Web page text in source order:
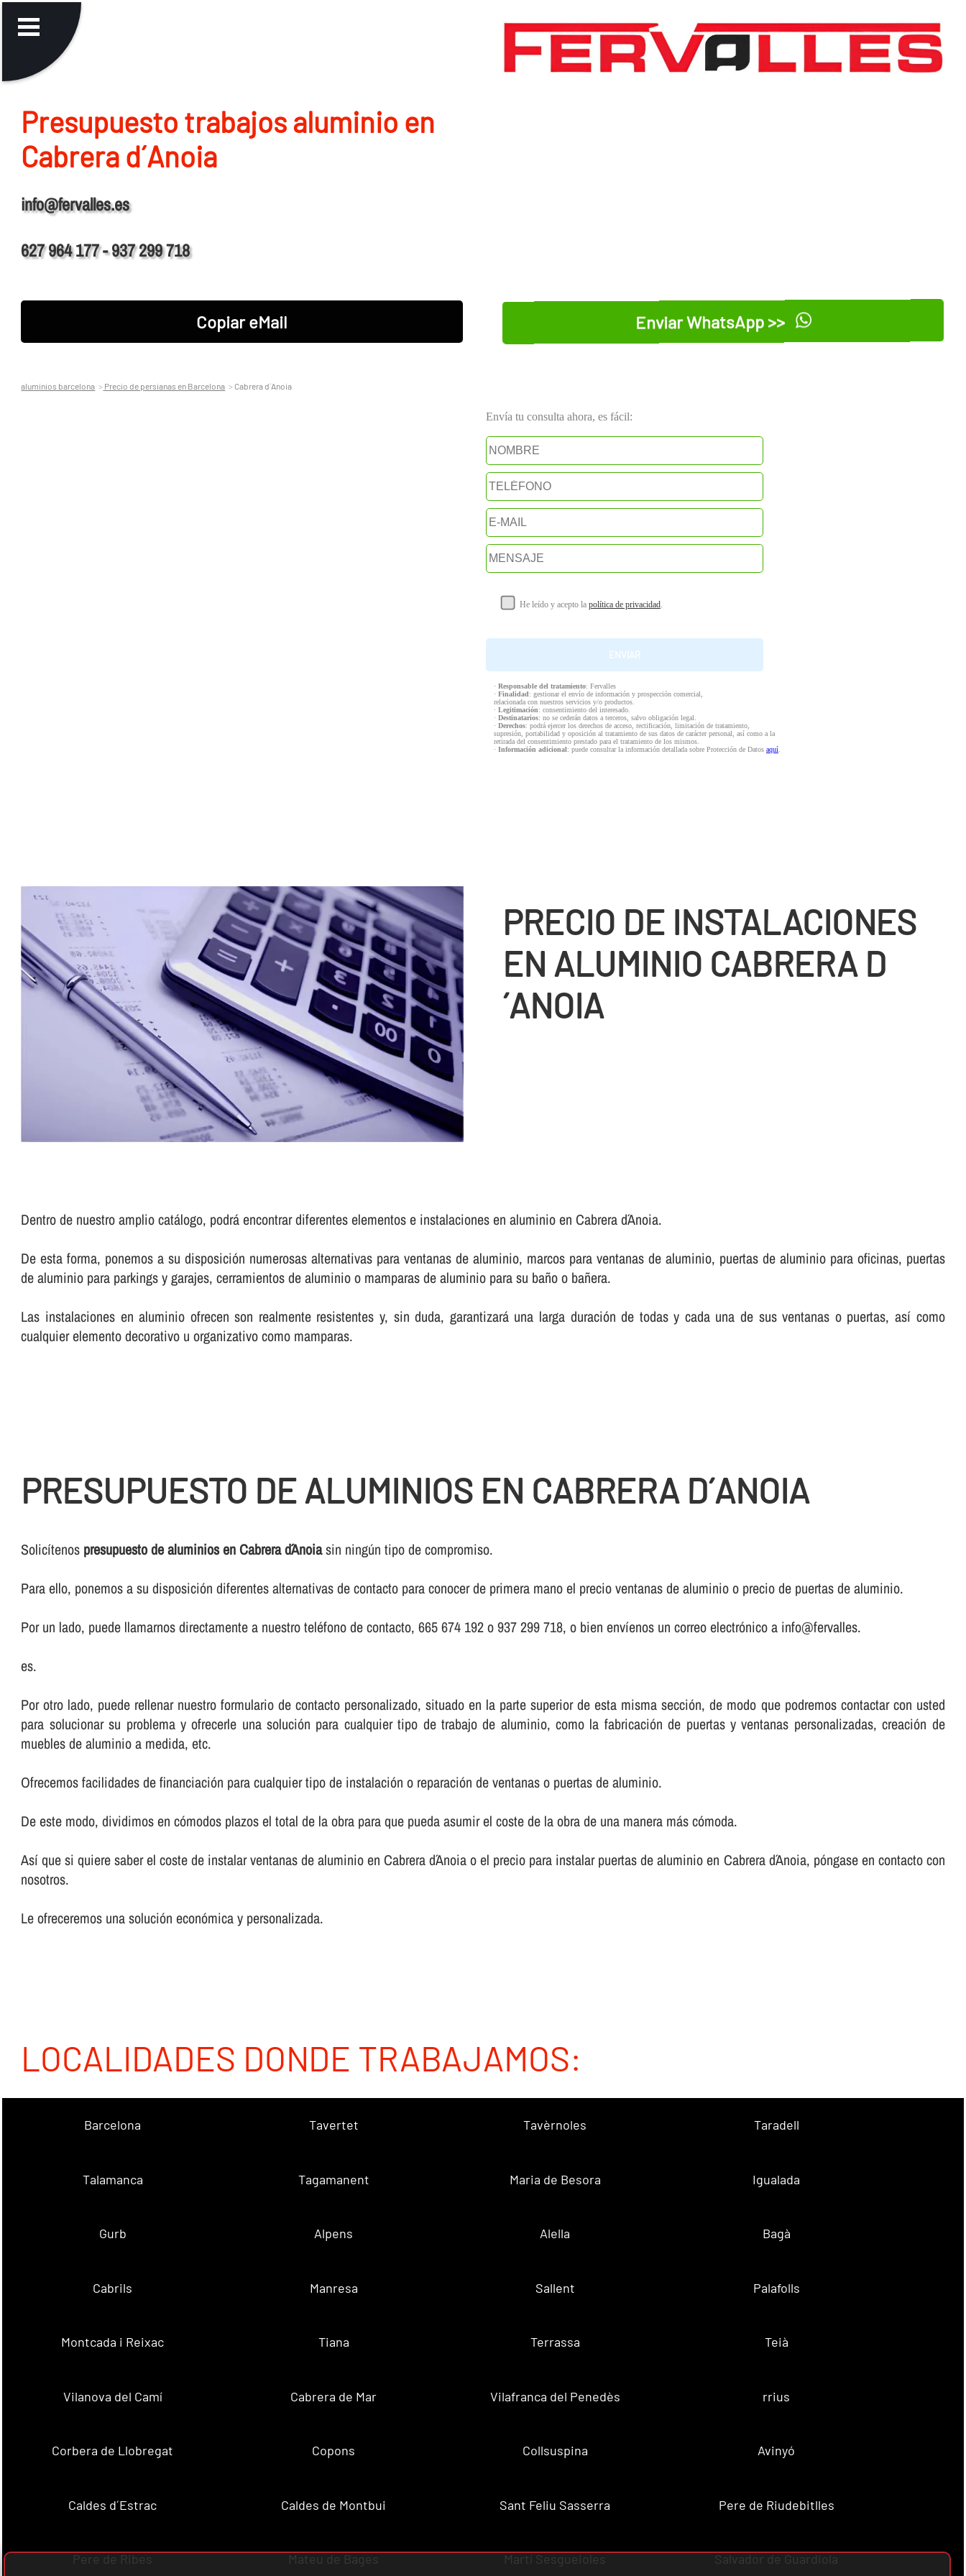
Presupuesto trabajos aluminio en
Cabrera d´Anoia
info@fervalles.es
627 964 177 - 937 299 718
Copiar eMail Enviar WhatsApp >>
aluminios barcelona Precio de persianas en Barcelona Cabrera d´Anoia
Envía tu consulta ahora, es fácil:
He leído y acepto la política de privacidad.
· Responsable del tratamiento: Fervalles
· Finalidad: gestionar el envío de información y prospección comercial,
relacionada con nuestros servicios y/o productos.
· Legitimación: consentimiento del interesado.
· Destinatarios: no se cederán datos a terceros, salvo obligación legal.
· Derechos: podrá ejercer los derechos de acceso, rectificación, limitación de tratamiento,
supresión, portabilidad y oposición al tratamiento de sus datos de carácter personal, así como a la
retirada del consentimiento prestado para el tratamiento de los mismos.
· Información adicional: puede consultar la información detallada sobre Protección de Datos aquí.
PRECIO DE INSTALACIONES
EN ALUMINIO CABRERA D
´ANOIA
Dentro de nuestro amplio catálogo, podrá encontrar diferentes elementos e instalaciones en aluminio en Cabrera d´Anoia.
De esta forma, ponemos a su disposición numerosas alternativas para ventanas de aluminio, marcos para ventanas de aluminio, puertas de aluminio para oficinas, puertas
de aluminio para parkings y garajes, cerramientos de aluminio o mamparas de aluminio para su baño o bañera.
Las instalaciones en aluminio ofrecen son realmente resistentes y, sin duda, garantizará una larga duración de todas y cada una de sus ventanas o puertas, así­ como
cualquier elemento decorativo u organizativo como mamparas.
PRESUPUESTO DE ALUMINIOS EN CABRERA D´ANOIA
Solicí­tenos presupuesto de aluminios en Cabrera d´Anoiasin ningún tipo de compromiso.
Para ello, ponemos a su disposición diferentes alternativas de contacto para conocer de primera mano el precio ventanas de aluminio o precio de puertas de aluminio.
Por un lado, puede llamarnos directamente a nuestro teléfono de contacto, 665 674 192 o 937 299 718, o bien enví­enos un correo electrónico a info@fervalles.
es.
Por otro lado, puede rellenar nuestro formulario de contacto personalizado, situado en la parte superior de esta misma sección, de modo que podremos contactar con usted
para solucionar su problema y ofrecerle una solución para cualquier tipo de trabajo de aluminio, como la fabricación de puertas y ventanas personalizadas, creación de
muebles de aluminio a medida, etc.
Ofrecemos facilidades de financiación para cualquier tipo de instalación o reparación de ventanas o puertas de aluminio.
De este modo, dividimos en cómodos plazos el total de la obra para que pueda asumir el coste de la obra de una manera más cómoda.
Así­ que si quiere saber el coste de instalar ventanas de aluminio en Cabrera d´Anoia o el precio para instalar puertas de aluminio en Cabrera d´Anoia, póngase en contacto con
nosotros.
Le ofreceremos una solución económica y personalizada.
LOCALIDADES DONDE TRABAJAMOS:
Barcelona Tavertet Tavèrnoles Taradell
Talamanca Tagamanent Maria de Besora Igualada
Gurb Alpens Alella Bagà
Cabrils Manresa Sallent Palafolls
Montcada i Reixac Tiana Terrassa Teià
Vilanova del Camí Cabrera de Mar Vilafranca del Penedès rrius
Corbera de Llobregat Copons Collsuspina Avinyó
Caldes d´Estrac Caldes de Montbui Sant Feliu Sasserra Pere de Riudebitlles
Pere de Ribes Mateu de Bages Martí Sesgueioles Salvador de Guardiola